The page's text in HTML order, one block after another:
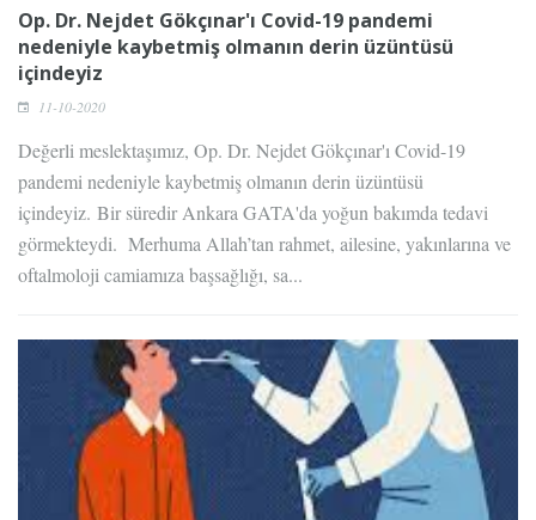
Op. Dr. Nejdet Gökçınar'ı Covid-19 pandemi
nedeniyle kaybetmiş olmanın derin üzüntüsü
içindeyiz
11-10-2020
Değerli meslektaşımız, Op. Dr. Nejdet Gökçınar'ı Covid-19
pandemi nedeniyle kaybetmiş olmanın derin üzüntüsü
içindeyiz. Bir süredir Ankara GATA'da yoğun bakımda tedavi
görmekteydi. Merhuma Allah’tan rahmet, ailesine, yakınlarına ve
oftalmoloji camiamıza başsağlığı, sa...